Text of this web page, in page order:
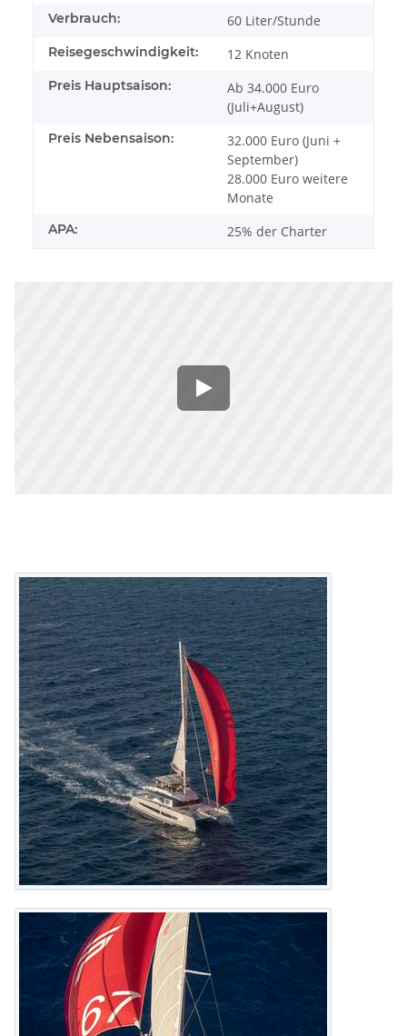
Verbrauch: 60 Liter/Stunde
Reisegeschwindigkeit: 12 Knoten
Preis Hauptsaison:
Ab 34.000 Euro
(Juli+August)
Preis Nebensaison:
32.000 Euro (Juni +
September)
28.000 Euro weitere
Monate
APA: 25% der Charter